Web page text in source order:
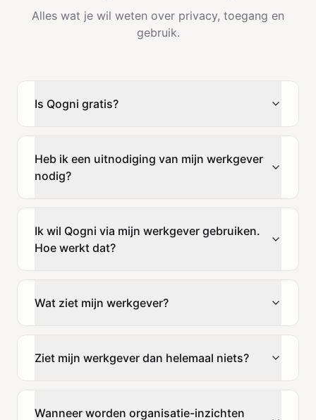
Alles wat je wil weten over privacy, toegang en
gebruik.
Is Qogni gratis?
Heb ik een uitnodiging van mijn werkgever
nodig?
Ik wil Qogni via mijn werkgever gebruiken.
Hoe werkt dat?
Wat ziet mijn werkgever?
Ziet mijn werkgever dan helemaal niets?
Wanneer worden organisatie-inzichten